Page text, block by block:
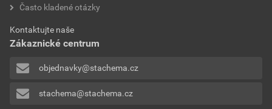
Aktuální prodejní porovnávací cena po slevě 10% z
ceníkové ceny
246,94 Kč
bez DPH za kg
TL-LAGUNA TRIPLEX TABLETY
Stáhnout
Velikost
0,73 MB
Často kladené otázky
Kontaktujte naše
Zákaznické centrum
objednavky@stachema.cz
stachema@stachema.cz